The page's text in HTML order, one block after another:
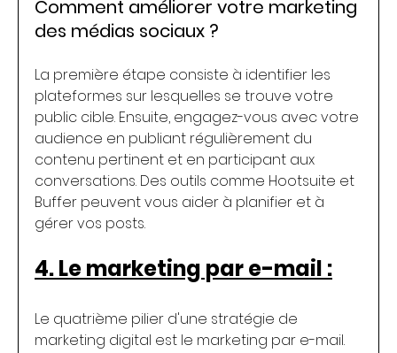
Comment améliorer votre marketing
des médias sociaux ?
La première étape consiste à identifier les
plateformes sur lesquelles se trouve votre
public cible. Ensuite, engagez-vous avec votre
audience en publiant régulièrement du
contenu pertinent et en participant aux
conversations. Des outils comme Hootsuite et
Buffer peuvent vous aider à planifier et à
gérer vos posts.
4. Le marketing par e-mail :
Le quatrième pilier d'une stratégie de
marketing digital est le marketing par e-mail.